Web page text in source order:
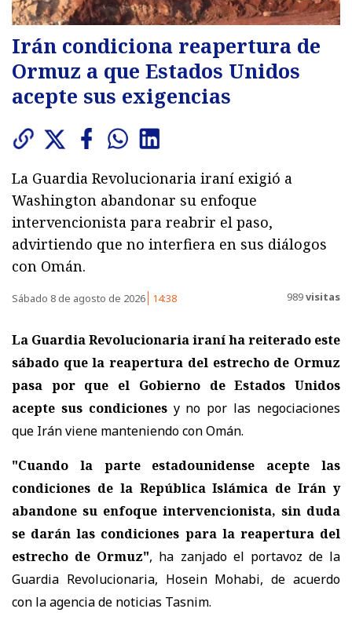
Irán condiciona reapertura de
Ormuz a que Estados Unidos
acepte sus exigencias
La Guardia Revolucionaria iraní exigió a
Washington abandonar su enfoque
intervencionista para reabrir el paso,
advirtiendo que no interfiera en sus diálogos
con Omán.
Sábado 8 de agosto de 2026 14:38 989visitas
La Guardia Revolucionaria iraní ha reiterado este
sábado que la reapertura del estrecho de Ormuz
pasa por que el Gobierno de Estados Unidos
acepte sus condicionesy no por las negociaciones
que Irán viene manteniendo con Omán.
"Cuando la parte estadounidense acepte las
condiciones de la República Islámica de Irán y
abandone su enfoque intervencionista, sin duda
se darán las condiciones para la reapertura del
estrecho de Ormuz", ha zanjado el portavoz de la
Guardia Revolucionaria, Hosein Mohabi, de acuerdo
con la agencia de noticias Tasnim.